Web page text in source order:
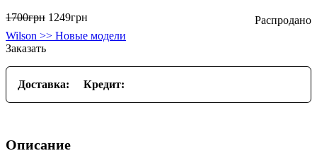
1700грн 1249грн
Wilson >> Новые модели
Заказать
Доставка: Кредит:
Описание